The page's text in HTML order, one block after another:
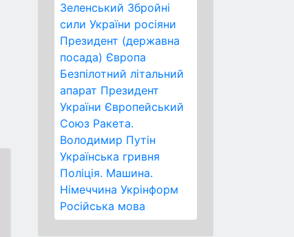
Зеленський Збройні
сили України росіяни
Президент (державна
посада) Європа
Безпілотний літальний
апарат Президент
України Європейський
Союз Ракета.
Володимир Путін
Українська гривня
Поліція. Машина.
Німеччина Укрінформ
Російська мова